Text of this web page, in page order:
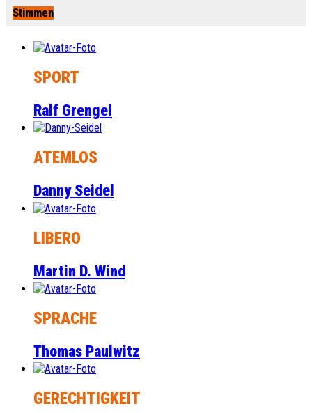
Stimmen
SPORT
Ralf Grengel
ATEMLOS
Danny Seidel
LIBERO
Martin D. Wind
SPRACHE
Thomas Paulwitz
GERECHTIGKEIT